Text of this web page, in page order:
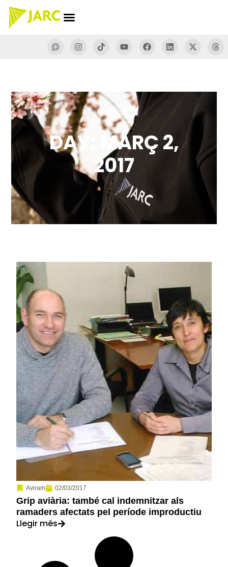
DAY: MARÇ 2,
2017
Aviram 02/03/2017
Grip aviària: també cal indemnitzar als
ramaders afectats pel període improductiu
Llegir més